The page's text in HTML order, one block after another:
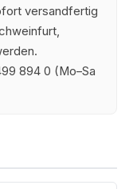
versandfertig
894 0 (Mo–Sa